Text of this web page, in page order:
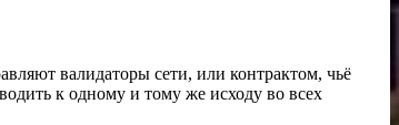
валидаторы сети, или контрактом, чьё
к одному и тому же исходу во всех